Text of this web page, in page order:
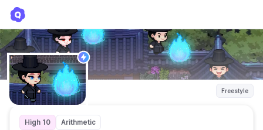
Freestyle
High 10 Arithmetic